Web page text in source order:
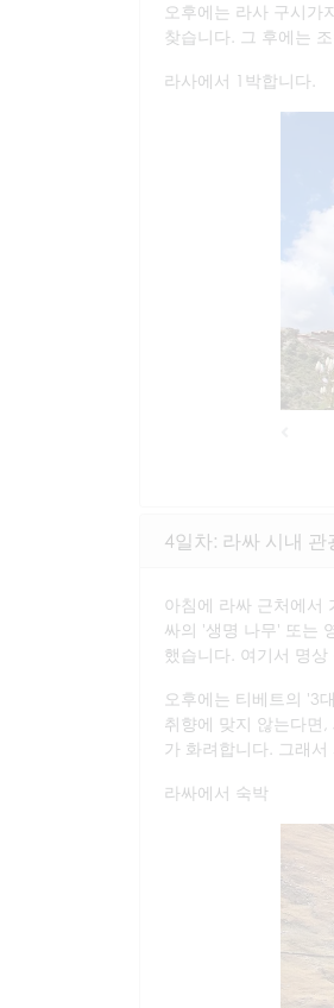
오후에는 라사 구시가
찾습니다. 그 후에는
라사에서 1박합니다.
4일차: 라싸 시내 관
아침에 라싸 근처에서
싸의 '생명 나무' 또는
했습니다. 여기서 명
오후에는 티베트의 '3
취향에 맞지 않는다면
가 화려합니다. 그래
라싸에서 숙박